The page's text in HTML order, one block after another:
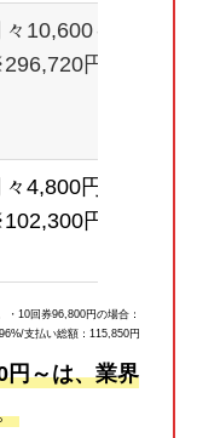
々10,600～
円
々4,800円～
円
10回券96,800円の場合：
支払い総額：115,850円
円～は、業界